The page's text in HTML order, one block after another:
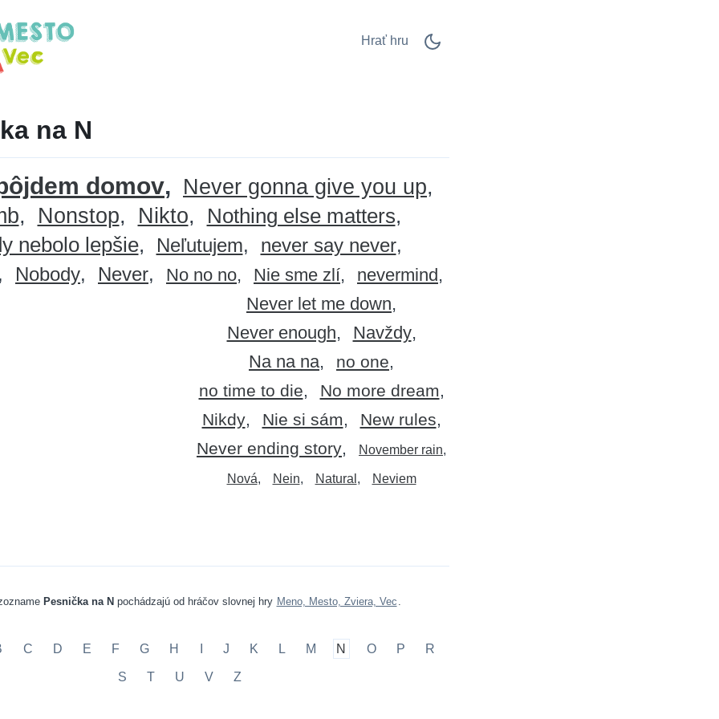
Hrať hru
na N
domov
Never gonna give you up
Nonstop Nikto
Nothing else matters
nebolo lepšie
Neľutujem
never say never
Nobody Never No no no Nie sme zlí nevermind
Never let me down
Never enough
Navždy
Na na na
no one
no time to die
No more dream
Nikdy
Nie si sám
New rules
Never ending story
November rain
Nová Nein Natural Neviem
Pesnička na N pochádzajú od hráčov slovnej hry Meno, Mesto, Zviera, Vec .
C D E F G H J K L M N O P R
S T U V Z